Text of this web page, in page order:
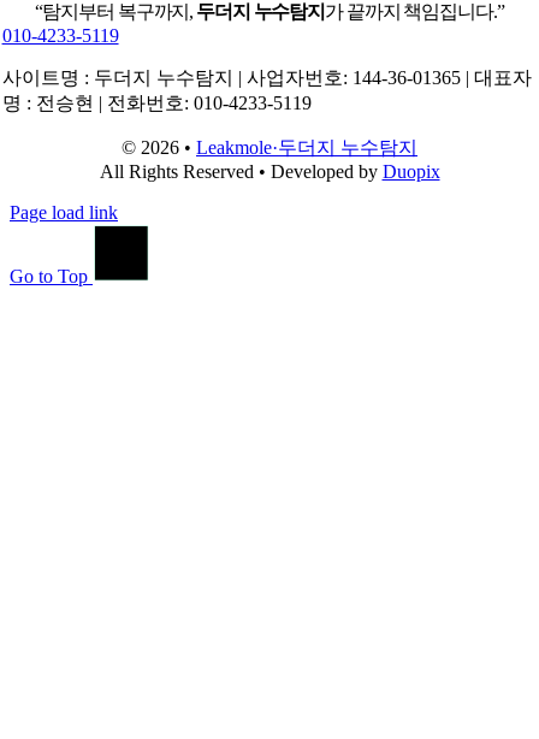
“탐지부터 복구까지, 두더지 누수탐지 가 끝까지 책임집니다.”
010-4233-5119
사이트명 : 두더지 누수탐지 | 사업자번호: 144-36-01365 | 대표자
명 : 전승현 | 전화번호: 010-4233-5119
© 2026 • Leakmole·두더지 누수탐지
All Rights Reserved • Developed by Duopix
Page load link
Go to Top